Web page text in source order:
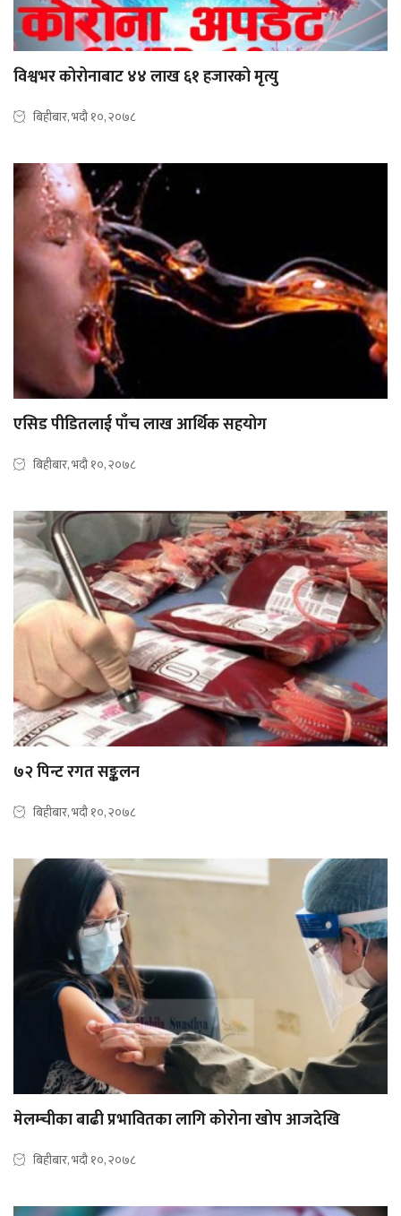
विश्वभर कोरोनाबाट ४४ लाख ६१ हजारको मृत्यु
बिहीबार, भदौ १०, २०७८
एसिड पीडितलाई पाँच लाख आर्थिक सहयोग
बिहीबार, भदौ १०, २०७८
७२ पिन्ट रगत सङ्कलन
बिहीबार, भदौ १०, २०७८
मेलम्चीका बाढी प्रभावितका लागि कोरोना खोप आजदेखि
बिहीबार, भदौ १०, २०७८